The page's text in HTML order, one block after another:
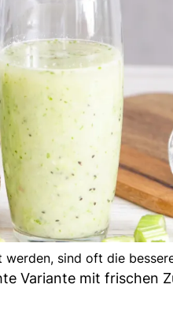
sind oft die
Variante mit frischen